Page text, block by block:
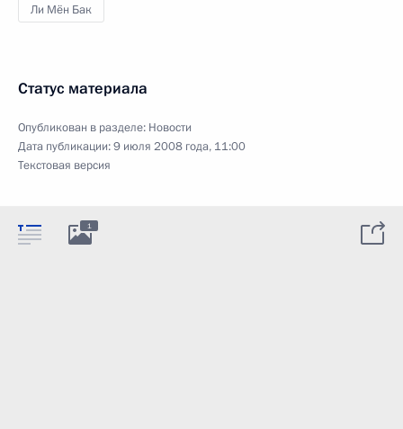
Ли Мён Бак
Статус материала
Опубликован в разделе: Новости
Дата публикации:9 июля 2008 года, 11:00
Текстовая версия
1